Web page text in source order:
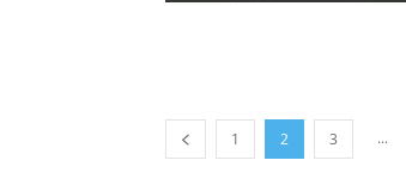
1 2 3 ...